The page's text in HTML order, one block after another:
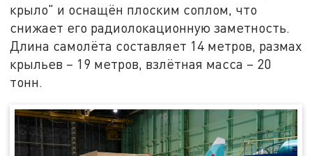
крыло" и оснащён плоским соплом, что
снижает его радиолокационную заметность.
Длина самолёта составляет 14 метров, размах
крыльев – 19 метров, взлётная масса – 20
тонн.